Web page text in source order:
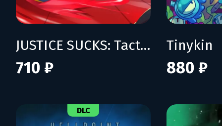
JUSTICE SUCKS: Tactical Vacuum Action
710 ₽
Tinykin
880 ₽
DLC